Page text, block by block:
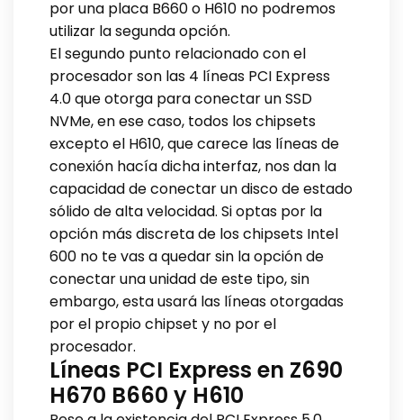
por una placa B660 o H610 no podremos
utilizar la segunda opción.
El segundo punto relacionado con el
procesador son las 4 líneas PCI Express
4.0 que otorga para conectar un SSD
NVMe, en ese caso, todos los chipsets
excepto el H610, que carece las líneas de
conexión hacía dicha interfaz, nos dan la
capacidad de conectar un disco de estado
sólido de alta velocidad. Si optas por la
opción más discreta de los chipsets Intel
600 no te vas a quedar sin la opción de
conectar una unidad de este tipo, sin
embargo, esta usará las líneas otorgadas
por el propio chipset y no por el
procesador.
Líneas PCI Express en Z690
H670 B660 y H610